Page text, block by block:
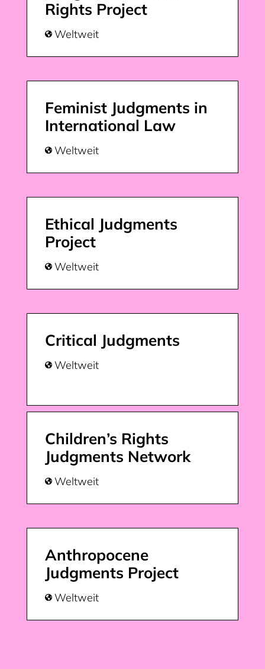
Anthropocene
Judgments Project
 Weltweit
Children’s Rights
Judgments Network
 Weltweit
Critical Judgments
 Weltweit
Ethical Judgments
Project
 Weltweit
Feminist Judgments in
International Law
 Weltweit
Rights Project
 Weltweit